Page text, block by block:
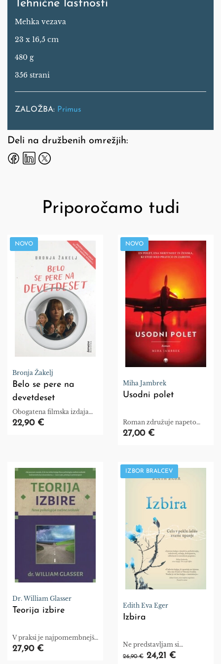
Tehnične lastnosti
Mehka vezava
23 x 16,5 cm
480 g
356 strani
ZALOŽBA: Primus
Deli na družbenih omrežjih:
Priporočamo tudi
NOVO
Bronja Žakelj
Belo se pere na
devetdeset
Obogatena filmska izdaja
uspešnice
22,90 €
NOVO
Miha Jambrek
Usodni polet
Roman združuje napeto
zgodbo, čutno erotiko in
27,00 €
Dr. William Glasser
Teorija izbire
V praksi je najpomembnejša
potreba po ljubezni in
27,90 €
IZBOR BRALCEV
Edith Eva Eger
Izbira
Ne predstavljam si
pomembnejšega sporočila
26,90 € 24,21 €